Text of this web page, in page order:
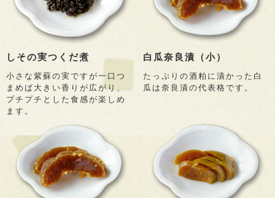
しその実つくだ煮
小さな紫蘇の実ですが一口つ
まめば大きい香りが広がり、
プチプチとした食感が楽しめ
ます。
白瓜奈良漬（小）
たっぷりの酒粕に漬かった白
瓜は奈良漬の代表格です。